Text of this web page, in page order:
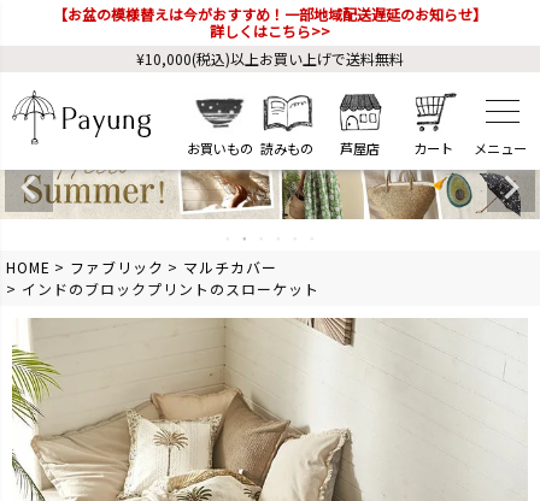
【お盆の模様替えは今がおすすめ！一部地域配送遅延のお知らせ】
詳しくはこちら>>
¥10,000(税込)以上お買い上げで送料無料
お買いもの 読みもの 芦屋店 カート
HOME ファブリック
マルチカバー
インドのブロックプリントのスローケット